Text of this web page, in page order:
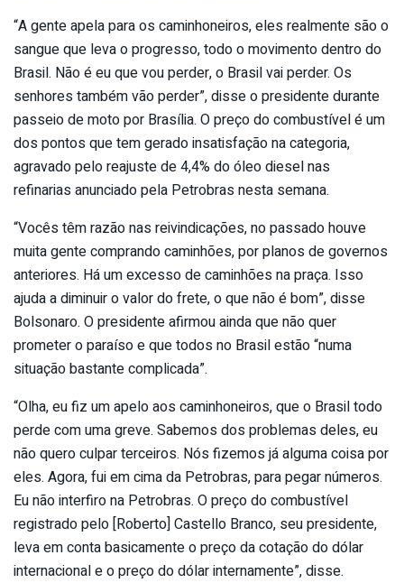
“A gente apela para os caminhoneiros, eles realmente são o
sangue que leva o progresso, todo o movimento dentro do
Brasil. Não é eu que vou perder, o Brasil vai perder. Os
senhores também vão perder”, disse o presidente durante
passeio de moto por Brasília. O preço do combustível é um
dos pontos que tem gerado insatisfação na categoria,
agravado pelo reajuste de 4,4% do óleo diesel nas
refinarias anunciado pela Petrobras nesta semana.
“Vocês têm razão nas reivindicações, no passado houve
muita gente comprando caminhões, por planos de governos
anteriores. Há um excesso de caminhões na praça. Isso
ajuda a diminuir o valor do frete, o que não é bom”, disse
Bolsonaro. O presidente afirmou ainda que não quer
prometer o paraíso e que todos no Brasil estão “numa
situação bastante complicada”.
“Olha, eu fiz um apelo aos caminhoneiros, que o Brasil todo
perde com uma greve. Sabemos dos problemas deles, eu
não quero culpar terceiros. Nós fizemos já alguma coisa por
eles. Agora, fui em cima da Petrobras, para pegar números.
Eu não interfiro na Petrobras. O preço do combustível
registrado pelo [Roberto] Castello Branco, seu presidente,
leva em conta basicamente o preço da cotação do dólar
internacional e o preço do dólar internamente”, disse.